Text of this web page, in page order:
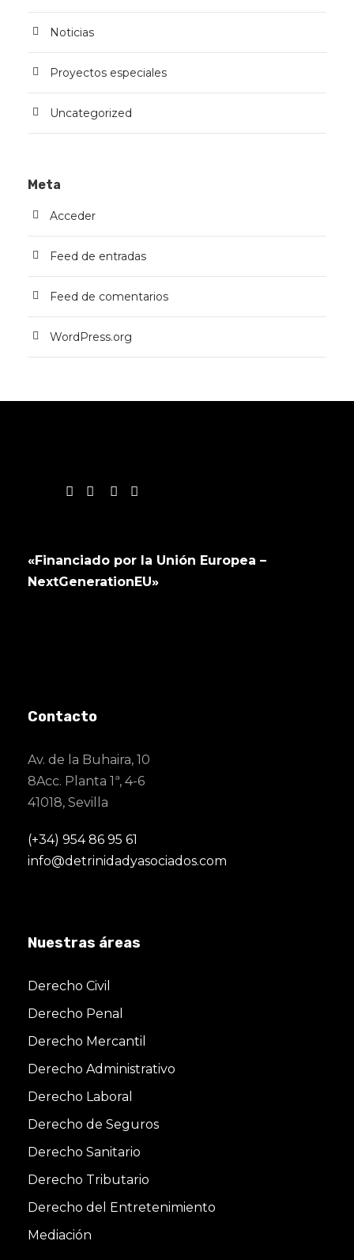
Noticias
Proyectos especiales
Uncategorized
Meta
Acceder
Feed de entradas
Feed de comentarios
WordPress.org
«Financiado por la Unión Europea –
NextGenerationEU»
Contacto
Av. de la Buhaira, 10
8Acc. Planta 1ª, 4-6
41018, Sevilla
(+34) 954 86 95 61
info@detrinidadyasociados.com
Nuestras áreas
Derecho Civil
Derecho Penal
Derecho Mercantil
Derecho Administrativo
Derecho Laboral
Derecho de Seguros
Derecho Sanitario
Derecho Tributario
Derecho del Entretenimiento
Mediación